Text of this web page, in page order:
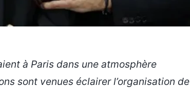
à Paris dans une atmosphère
sont venues éclairer l’organisation de